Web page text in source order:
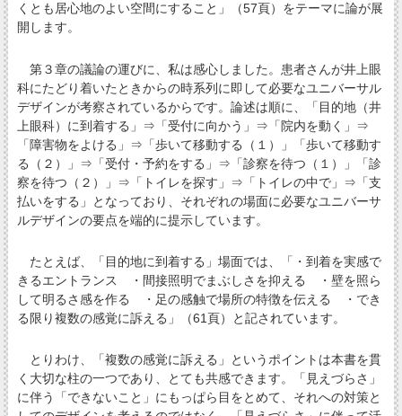
くとも居心地のよい空間にすること」（57頁）をテーマに論が展
開します。
第３章の議論の運びに、私は感心しました。患者さんが井上眼
科にたどり着いたときからの時系列に即して必要なユニバーサル
デザインが考察されているからです。論述は順に、「目的地（井
上眼科）に到着する」⇒「受付に向かう」⇒「院内を動く」⇒
「障害物をよける」⇒「歩いて移動する（１）」「歩いて移動す
る（２）」⇒「受付・予約をする」⇒「診察を待つ（１）」「診
察を待つ（２）」⇒「トイレを探す」⇒「トイレの中で」⇒「支
払いをする」となっており、それぞれの場面に必要なユニバーサ
ルデザインの要点を端的に提示しています。
たとえば、「目的地に到着する」場面では、「・到着を実感で
きるエントランス ・間接照明でまぶしさを抑える ・壁を照ら
して明るさ感を作る ・足の感触で場所の特徴を伝える ・でき
る限り複数の感覚に訴える」（61頁）と記されています。
とりわけ、「複数の感覚に訴える」というポイントは本書を貫
く大切な柱の一つであり、とても共感できます。「見えづらさ」
に伴う「できないこと」にもっぱら目をとめて、それへの対策と